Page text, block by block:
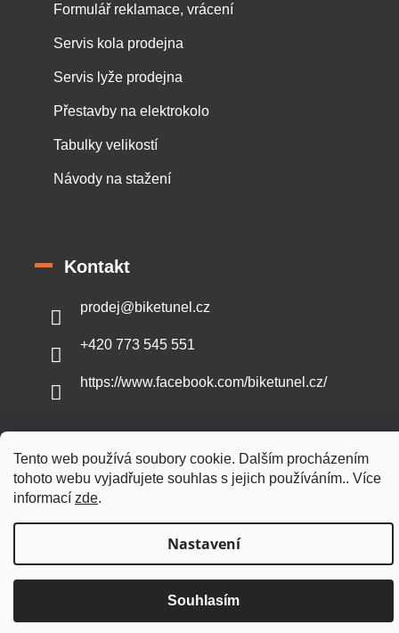
Tento web používá soubory cookie. Dalším procházením
tohoto webu vyjadřujete souhlas s jejich používáním.. Více
informací zde.
Nastavení
Souhlasím
Formulář reklamace, vrácení
Servis kola prodejna
Servis lyže prodejna
Přestavby na elektrokolo
Tabulky velikostí
Návody na stažení
Kontakt
prodej@biketunel.cz
+420 773 545 551
https://www.facebook.com/biketunel.cz/
Vytvořil Shoptet